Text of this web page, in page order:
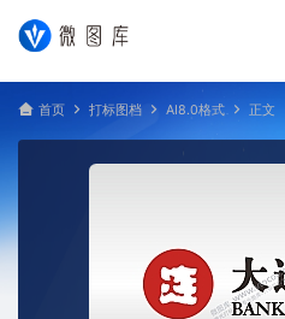
首页 打标图档 AI8.0格式 正文